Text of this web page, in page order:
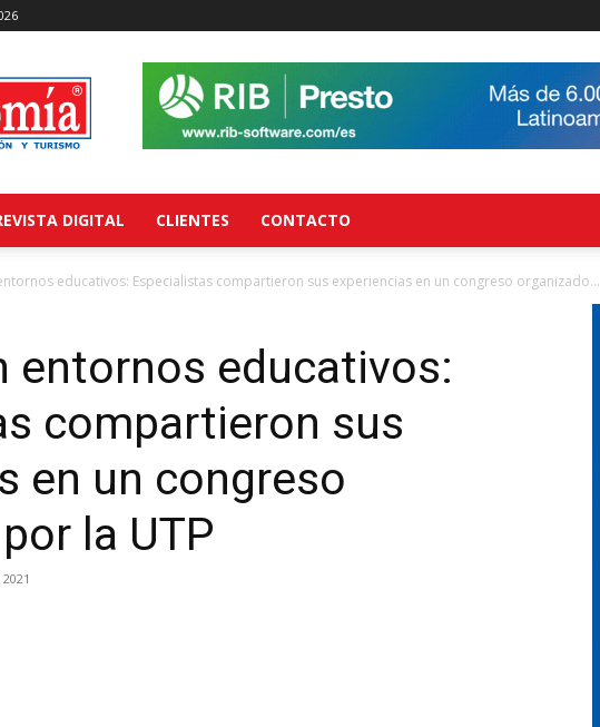
DIGITAL CLIENTES CONTACTO
educativos: Especialistas compartieron sus experiencias en un congreso organizado...
entornos educativos:
compartieron sus
en un congreso
la UTP